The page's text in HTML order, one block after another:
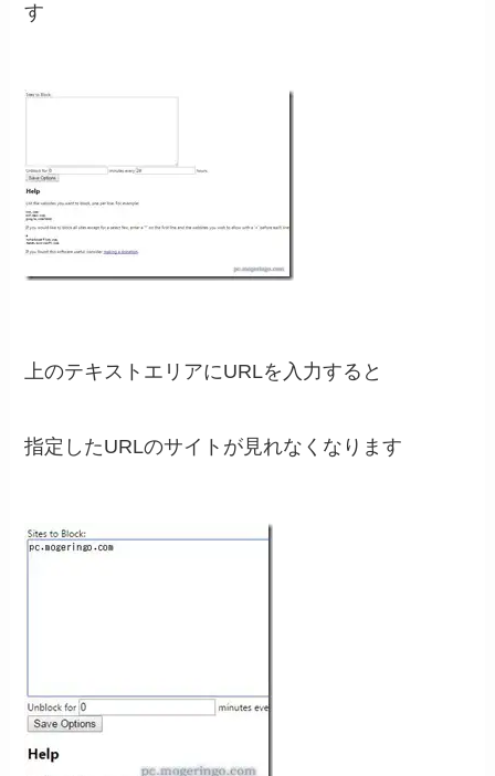
す
上のテキストエリアにURLを入力すると
指定したURLのサイトが見れなくなります